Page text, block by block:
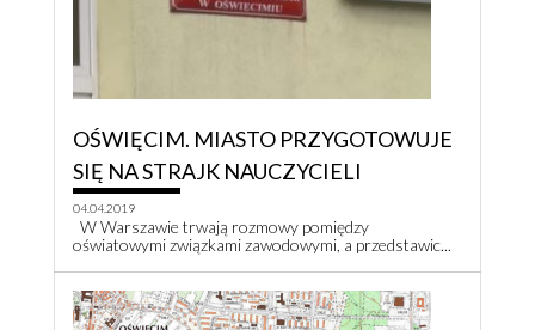
OŚWIĘCIM. MIASTO PRZYGOTOWUJE
SIĘ NA STRAJK NAUCZYCIELI
04.04.2019
W Warszawie trwają rozmowy pomiędzy
oświatowymi związkami zawodowymi, a przedstawic...